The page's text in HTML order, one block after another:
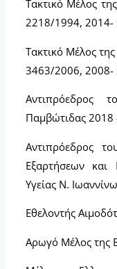
Τακτικό Μέλος
2218/1994, 2014-
Τακτικό Μέλος
3463/2006, 2008-
Αντιπρόεδρος
Παμβώτιδας 2018
Αντιπρόεδρος
Εξαρτήσεων και
Υγείας Ν.
Εθελοντής
Αρωγό Μέλος της